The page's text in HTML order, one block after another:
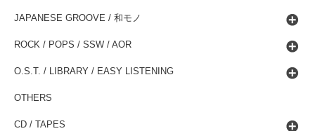
JAPANESE GROOVE / 和モノ
ROCK / POPS / SSW / AOR
O.S.T. / LIBRARY / EASY LISTENING
OTHERS
CD / TAPES